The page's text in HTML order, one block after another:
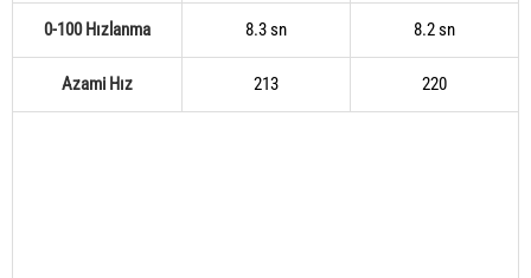
0-100 Hızlanma 8.3 sn 8.2 sn
Azami Hız 213 220